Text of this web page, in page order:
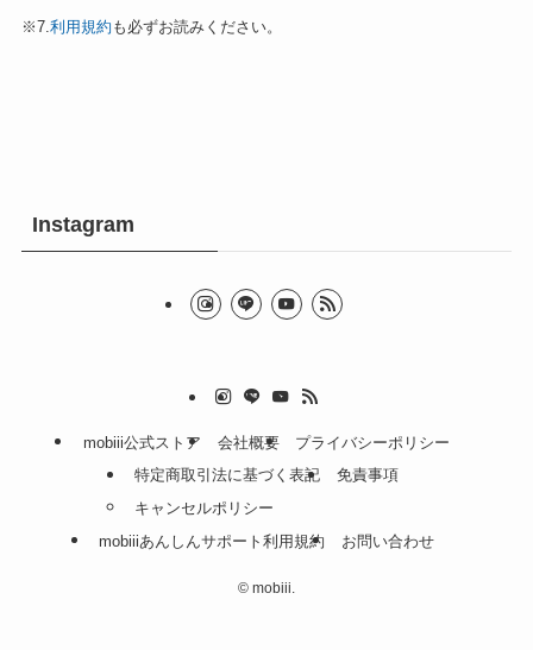
※7.利用規約 も必ずお読みください。
Instagram
mobiii公式ストア 会社概要
プライバシーポリシー
特定商取引法に基づく表記
キャンセルポリシー
免責事項
mobiiiあんしんサポート利用規約 お問い合わせ
© mobiii.